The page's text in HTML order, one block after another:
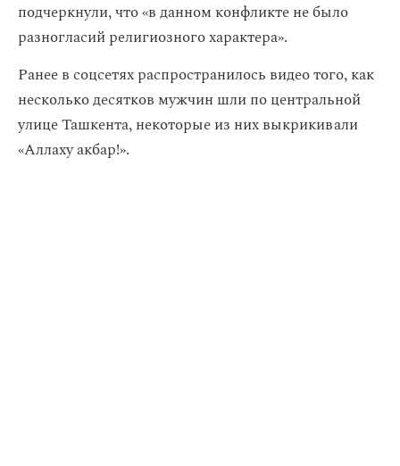
подчеркнули, что «в данном конфликте не было
разногласий религиозного характера».
Ранее в соцсетях распространилось видео того, как
несколько десятков мужчин шли по центральной
улице Ташкента, некоторые из них выкрикивали
«Аллаху акбар!».